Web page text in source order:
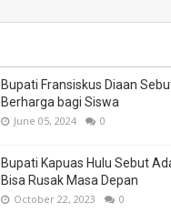
Bupati Fransiskus Diaan
Berharga bagi Siswa
June 05, 2024 0
Bupati Kapuas Hulu Sebut
Bisa Rusak Masa Depan
October 22, 2023 0